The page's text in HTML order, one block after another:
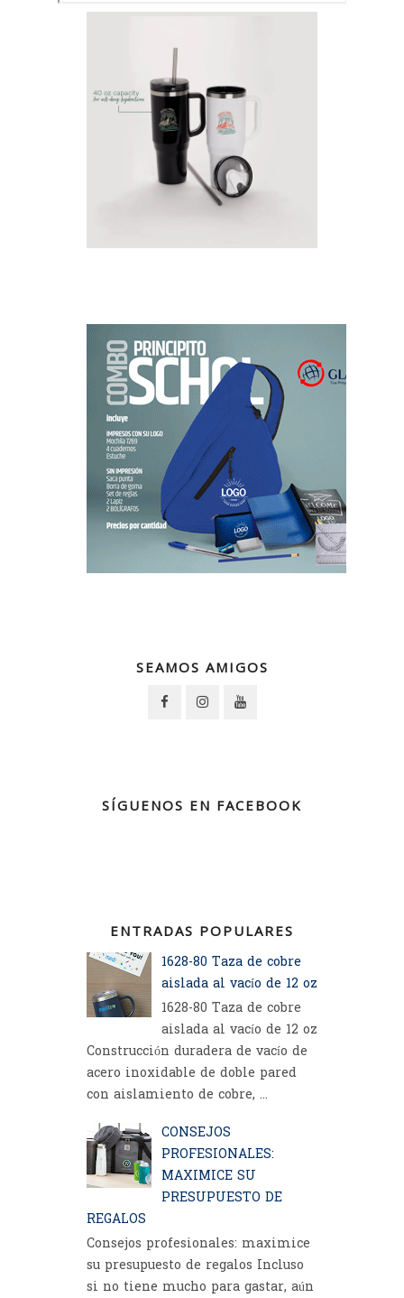
SEAMOS AMIGOS
SÍGUENOS EN FACEBOOK
ENTRADAS POPULARES
1628-80 Taza de cobre
aislada al vacío de 12 oz
1628-80 Taza de cobre
aislada al vacío de 12 oz
Construcción duradera de vacío de
acero inoxidable de doble pared
con aislamiento de cobre, ...
CONSEJOS
PROFESIONALES:
MAXIMICE SU
PRESUPUESTO DE
REGALOS
Consejos profesionales: maximice
su presupuesto de regalos Incluso
si no tiene mucho para gastar, aún